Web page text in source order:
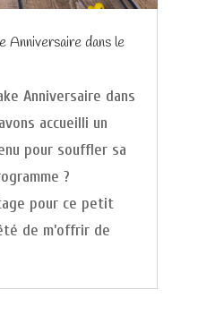
Anniversaire dans le
Anniversaire dans
accueilli un
pour souffler sa
?
pour ce petit
de m’offrir de